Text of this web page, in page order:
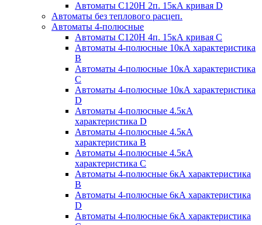
Автоматы С120H 2п. 15кА кривая D
Автоматы без теплового расцеп.
Автоматы 4-полюсные
Автоматы С120H 4п. 15кА кривая C
Автоматы 4-полюсные 10кА характеристика
B
Автоматы 4-полюсные 10кА характеристика
C
Автоматы 4-полюсные 10кА характеристика
D
Автоматы 4-полюсные 4.5кА
характеристика D
Автоматы 4-полюсные 4.5кА
характеристика В
Автоматы 4-полюсные 4.5кА
характеристика С
Автоматы 4-полюсные 6кА характеристика
B
Автоматы 4-полюсные 6кА характеристика
D
Автоматы 4-полюсные 6кА характеристика